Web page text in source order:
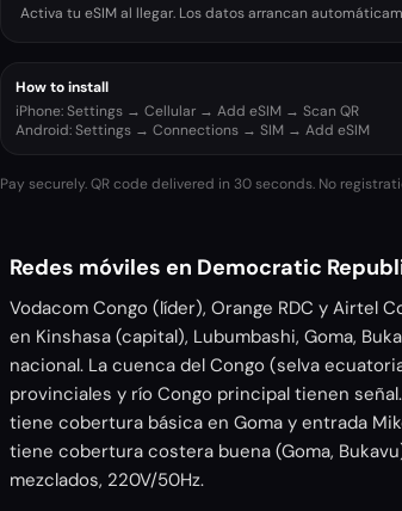
Activa tu eSIM al llegar. Los datos arrancan
How to install
iPhone: Settings → Cellular → Add eSIM → Scan QR
Android: Settings → Connections → SIM → Add eSIM
Pay securely. QR code delivered in 30 seconds. No
Redes móviles en Democratic
Vodacom Congo (líder), Orange RDC y Airtel
en Kinshasa (capital), Lubumbashi, Goma,
nacional. La cuenca del Congo (selva
provinciales y río Congo principal tienen
tiene cobertura básica en Goma y entrada
tiene cobertura costera buena (Goma,
mezclados, 220V/50Hz.